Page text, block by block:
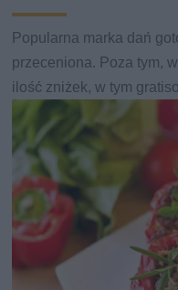
Popularna marka dań
przeceniona. Poza tym,
ilość zniżek, w tym